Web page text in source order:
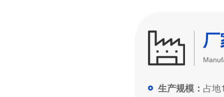
生产规模： 占地